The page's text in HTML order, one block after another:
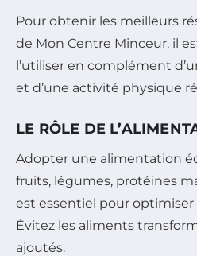
Pour obtenir les meilleurs
de Mon Centre Minceur, il
l’utiliser en complément
et d’une activité physique
LE RÔLE DE
Adopter une alimentation
fruits, légumes, protéines
est essentiel pour optimiser
Évitez les aliments
ajoutés.